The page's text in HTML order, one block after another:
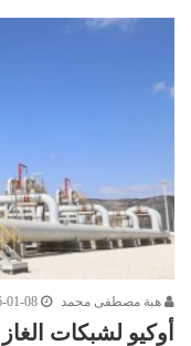
هبة مصطفى محمد 01-08
أوكيو لشبكات